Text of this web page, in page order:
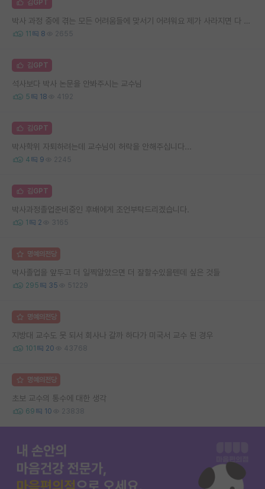
김GPT
박사 과정 중에 겪는 모든 어려움들에 맞서기 어려워요 제가 사라지면 다 해결되겠죠?
11 8 2655
김GPT
석사보다 박사 논문을 안봐주시는 교수님
5 18 4192
김GPT
박사학위 자퇴하려는데 교수님이 허락을 안해주십니다...
4 9 2245
김GPT
박사과정졸업준비중인 후배에게 조언부탁드리겠습니다.
1 2 3165
명예의전당
박사졸업을 앞두고 더 일찍알았으면 더 잘할수있을텐데 싶은 것들
295 35 51229
명예의전당
지방대 교수도 못 되서 회사나 갈까 하다가 미국서 교수 된 경우
101 20 43768
명예의전당
초보 교수의 통수에 대한 생각
69 10 23838